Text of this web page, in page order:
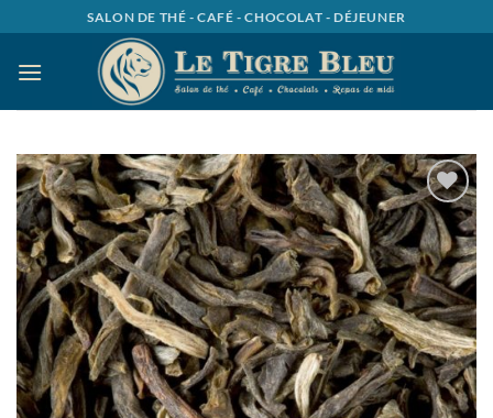
au
contenu
SALON DE THÉ - CAFÉ - CHOCOLAT - DÉJEUNER
Ajouter
à la
wishlist